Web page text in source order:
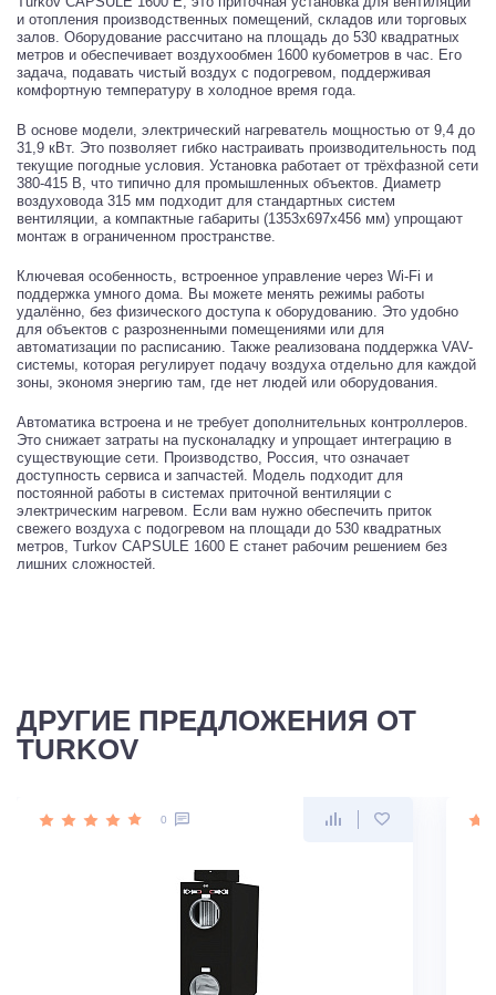
и отопления производственных помещений, складов или торговых
залов. Оборудование рассчитано на площадь до 530 квадратных
метров и обеспечивает воздухообмен 1600 кубометров в час. Его
задача, подавать чистый воздух с подогревом, поддерживая
комфортную температуру в холодное время года.
В основе модели, электрический нагреватель мощностью от 9,4 до
31,9 кВт. Это позволяет гибко настраивать производительность под
текущие погодные условия. Установка работает от трёхфазной сети
380-415 В, что типично для промышленных объектов. Диаметр
воздуховода 315 мм подходит для стандартных систем
вентиляции, а компактные габариты (1353х697х456 мм) упрощают
монтаж в ограниченном пространстве.
Ключевая особенность, встроенное управление через Wi-Fi и
поддержка умного дома. Вы можете менять режимы работы
удалённо, без физического доступа к оборудованию. Это удобно
для объектов с разрозненными помещениями или для
автоматизации по расписанию. Также реализована поддержка VAV-
системы, которая регулирует подачу воздуха отдельно для каждой
зоны, экономя энергию там, где нет людей или оборудования.
Автоматика встроена и не требует дополнительных контроллеров.
Это снижает затраты на пусконаладку и упрощает интеграцию в
существующие сети. Производство, Россия, что означает
доступность сервиса и запчастей. Модель подходит для
постоянной работы в системах приточной вентиляции с
электрическим нагревом. Если вам нужно обеспечить приток
свежего воздуха с подогревом на площади до 530 квадратных
метров, Turkov CAPSULE 1600 E станет рабочим решением без
лишних сложностей.
ДРУГИЕ ПРЕДЛОЖЕНИЯ ОТ
TURKOV
0